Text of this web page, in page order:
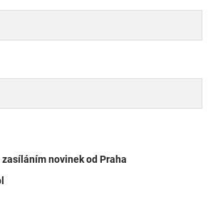
novinek od Praha